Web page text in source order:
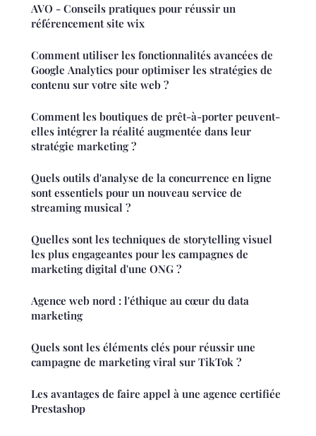
AVO - Conseils pratiques pour réussir un
référencement site wix
Comment utiliser les fonctionnalités avancées de
Google Analytics pour optimiser les stratégies de
contenu sur votre site web ?
Comment les boutiques de prêt-à-porter peuvent-
elles intégrer la réalité augmentée dans leur
stratégie marketing ?
Quels outils d'analyse de la concurrence en ligne
sont essentiels pour un nouveau service de
streaming musical ?
Quelles sont les techniques de storytelling visuel
les plus engageantes pour les campagnes de
marketing digital d'une ONG ?
Agence web nord : l'éthique au cœur du data
marketing
Quels sont les éléments clés pour réussir une
campagne de marketing viral sur TikTok ?
Les avantages de faire appel à une agence certifiée
Prestashop